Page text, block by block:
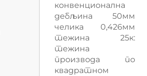
конвенционална
дебљина 50мм
челика 0,426мм
тежина 25к:
тежина
производа по
квадратном